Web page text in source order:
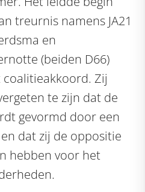
treurnis namens JA21
en
(beiden D66)
Zij
te zijn dat de
gevormd door een
dat zij de oppositie
hebben voor het